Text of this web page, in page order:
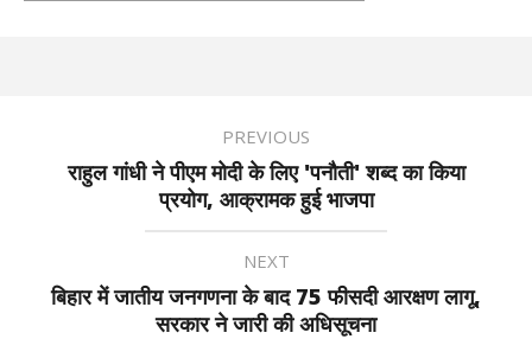
PREVIOUS
राहुल गांधी ने पीएम मोदी के लिए 'पनौती' शब्द का किया
प्रयोग, आक्रामक हुई भाजपा
NEXT
बिहार में जातीय जनगणना के बाद 75 फीसदी आरक्षण लागू,
सरकार ने जारी की अधिसूचना